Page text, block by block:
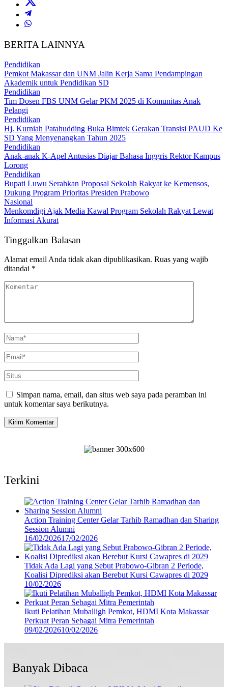
BERITA LAINNYA
Pendidikan
Pemkot Makassar dan UNM Jalin Kerja Sama Pendampingan
Akademik untuk Pendidikan SD
Pendidikan
Tim Dosen FBS UNM Gelar PKM 2025 di Komunitas Anak
Pelangi
Pendidikan
Hj. Kurniah Patahudding Buka Bimtek Gerakan Transisi PAUD Ke
SD Yang Menyenangkan Tahun 2025
Pendidikan
Anak-anak K-Apel Antusias Diajar Bahasa Inggris Rektor Kampus
Lorong
Pendidikan
Bupati Luwu Serahkan Proposal Sekolah Rakyat ke Kemensos,
Dukung Program Prioritas Presiden Prabowo
Nasional
Menkomdigi Ajak Media Kawal Program Sekolah Rakyat Lewat
Informasi Akurat
Tinggalkan Balasan
Alamat email Anda tidak akan dipublikasikan. Ruas yang wajib
ditandai *
Simpan nama, email, dan situs web saya pada peramban ini
untuk komentar saya berikutnya.
Terkini
Action Training Center Gelar Tarhib Ramadhan dan Sharing
Session Alumni
16/02/202617/02/2026
Tidak Ada Lagi yang Sebut Prabowo-Gibran 2 Periode,
Koalisi Diprediksi akan Berebut Kursi Cawapres di 2029
10/02/2026
Ikuti Pelatihan Muballigh Pemkot, HDMI Kota Makassar
Perkuat Peran Sebagai Mitra Pemerintah
09/02/202610/02/2026
Banyak Dibaca